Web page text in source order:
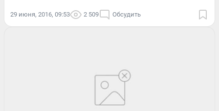
29 июня, 2016, 09:53 2 509 Обсудить